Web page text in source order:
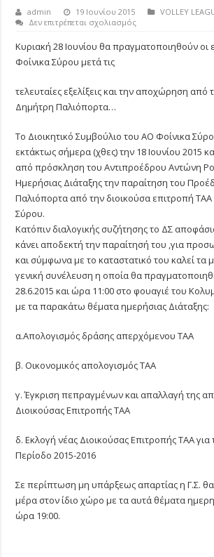
admin 19 Ιουνίου 2015
VOLLEY
Δεν επιτρέπεται σχολιασμόςστο
ΕΚΛΟΓΕΣ
Κυριακή 28 Ιουνίου θα πραγματοποιηθούν οι
Φοίνικα Σύρου μετά τις
τελευταίες εξελίξεις και την αποχώρηση από
Δημήτρη Παλιόπορτα…
Το Διοικητικό Συμβούλιο του ΑΟ Φοίνικα
εκτάκτως σήμερα (χθες) την 18 Ιουνίου 2015
από πρόσκληση του Αντιπροέδρου Αντώνη
Ημερήσιας Διάταξης την παραίτηση του
Παλιόπορτα από την διοικούσα επιτροπή
Σύρου.
Κατόπιν διαλογικής συζήτησης το ΔΣ
κάνει αποδεκτή την παραίτησή του ,για
και σύμφωνα με το καταστατικό του καλεί τα
γενική συνέλευση η οποία θα
28.6.2015 και ώρα 11:00 στο φουαγιέ του
με τα παρακάτω θέματα ημερήσιας Διάταξης:
α.Απολογισμός δράσης απερχόμενου ΤΑΑ
β. Οικονομικός απολογισμός ΤΑΑ
γ. Έγκριση πεπραγμένων και απαλλαγή της
Διοικούσας Επιτροπής ΤΑΑ
δ. Εκλογή νέας Διοικούσας Επιτροπής ΤΑΑ για
Περίοδο 2015-2016
Σε περίπτωση μη υπάρξεως απαρτίας η Γ.Σ. θα
μέρα στον ίδιο χώρο με τα αυτά θέματα
ώρα 19:00.